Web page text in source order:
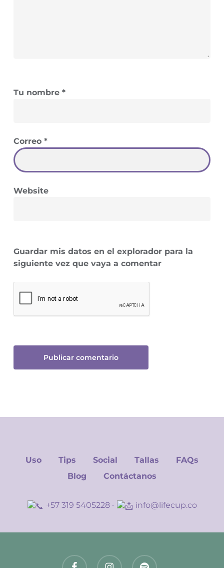
Tu nombre *
Correo *
Website
Guardar mis datos en el explorador para la
siguiente vez que vaya a comentar
Uso Tips Social Tallas
FAQs
Blog
Contáctanos
+57 319 5405228 · info@lifecup.co
facebook instagram spotify